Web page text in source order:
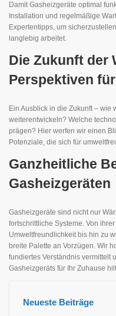
Damit Gasheizgeräte optimal
Installation und regelmäßige
Expertentipps, um
langlebig arbeitet.
Die Zukunft der
Perspektiven
Ein Ausblick in die Zukunft – wie
weiterentwickeln? Welche
prägen? Hier werfen wir einen
Potenziale, die sich für
Ganzheitliche
Gasheizgeräten
Gasheizgeräte sind nicht nur
fortschrittliche Systeme. Von
Umweltfreundlichkeit bis hin zu
breite Palette an Vorzügen. Wir
fundiertes Verständnis vermittelt
Gasheizgeräts für Ihr Zuhause
Neueste Beiträge